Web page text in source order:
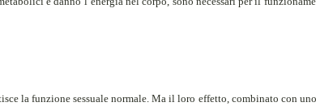
la funzione sessuale normale. Ma il loro effetto, combinato con